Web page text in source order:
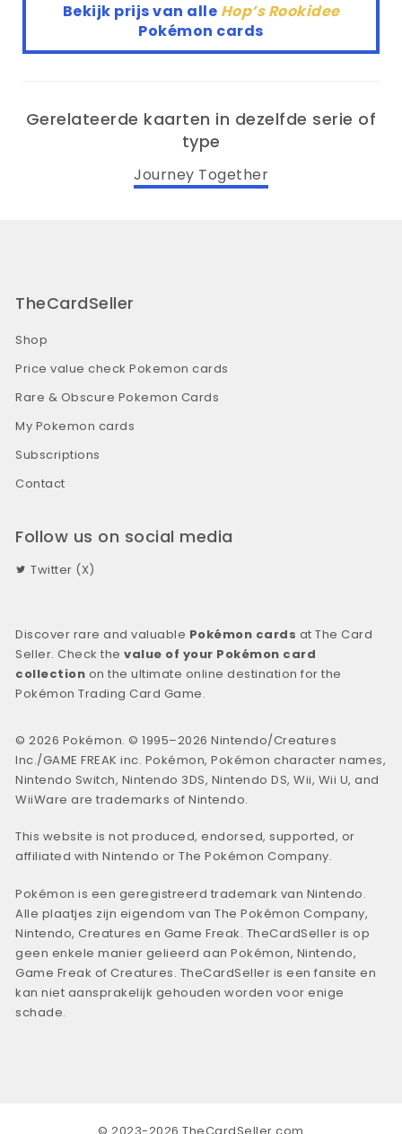
Bekijk prijs van alle Hop’s Rookidee
Pokémon cards
Gerelateerde kaarten in dezelfde serie of
type
Journey Together
TheCardSeller
Shop
Price value check Pokemon cards
Rare & Obscure Pokemon Cards
My Pokemon cards
Subscriptions
Contact
Follow us on social media
Twitter (X)
Discover rare and valuable Pokémon cards at The Card
Seller. Check thevalue of your Pokémon card
collection on the ultimate online destination for the
Pokémon Trading Card Game.
© 2026 Pokémon. © 1995–2026 Nintendo/Creatures
Inc./GAME FREAK inc. Pokémon, Pokémon character names,
Nintendo Switch, Nintendo 3DS, Nintendo DS, Wii, Wii U, and
WiiWare are trademarks of Nintendo.
This website is not produced, endorsed, supported, or
affiliated with Nintendo or The Pokémon Company.
Pokémon is een geregistreerd trademark van Nintendo.
Alle plaatjes zijn eigendom van The Pokémon Company,
Nintendo, Creatures en Game Freak. TheCardSeller is op
geen enkele manier gelieerd aan Pokémon, Nintendo,
Game Freak of Creatures. TheCardSeller is een fansite en
kan niet aansprakelijk gehouden worden voor enige
schade.
© 2023-2026 TheCardSeller.com